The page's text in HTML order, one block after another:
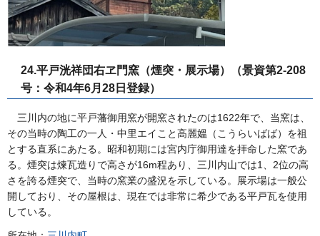
24.平戸洸祥団右ヱ門窯（煙突・展示場）（景資第2-208
号：令和4年6月28日登録）
三川内の地に平戸藩御用窯が開窯されたのは1622年で、当窯は、
その当時の陶工の一人・中里エイこと高麗媼（こうらいばば）を祖
とする直系にあたる。昭和初期には宮内庁御用達を拝命した窯であ
る。煙突は煉瓦造りで高さが16m程あり、三川内山では1、2位の高
さを誇る煙突で、当時の窯業の盛況を示している。展示場は一般公
開しており、その屋根は、現在では非常に希少である平戸瓦を使用
している。